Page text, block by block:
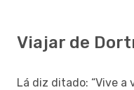
Viajar de
Lá diz ditado: “Vive a